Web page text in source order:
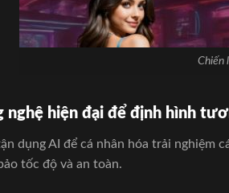
Chiến
nghệ hiện đại để định hình
dụng AI để cá nhân hóa trải nghiệm
tốc độ và an toàn.